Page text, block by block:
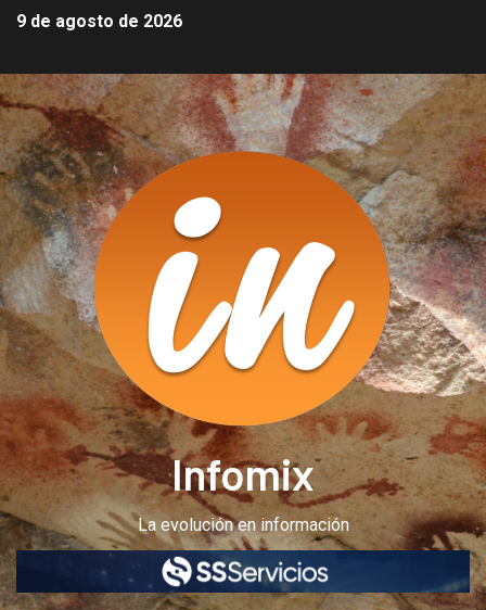
9 de agosto de 2026
Infomix
La evolución en información